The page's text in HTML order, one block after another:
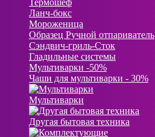
Термошеф
Ланч-бокс
Мороженица
Образец Ручной отпариватель
Сэндвич-гриль-Сток
Гладильные системы
Мультиварки -50%
Чаши для мультиварки - 30%
Мультиварки
Другая бытовая техника